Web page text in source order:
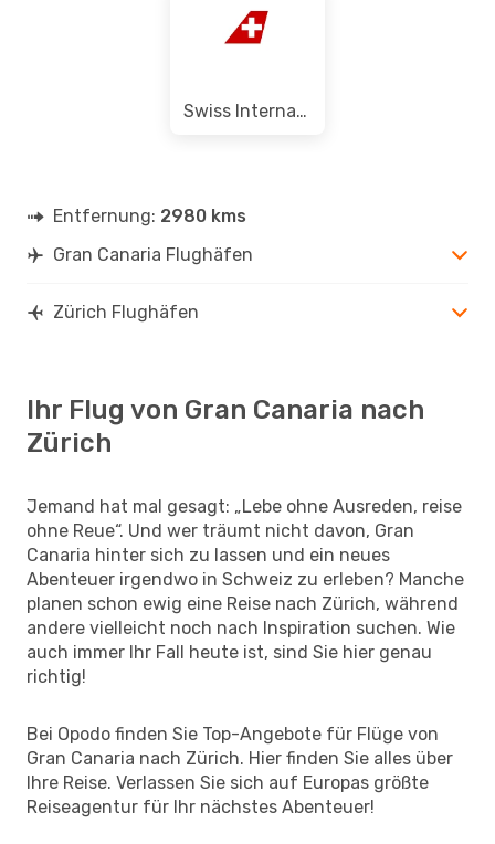
Swiss International Air Lines
Entfernung: 2980 kms
Gran Canaria Flughäfen
Zürich Flughäfen
Ihr Flug von Gran Canaria nach
Zürich
Jemand hat mal gesagt: „Lebe ohne Ausreden, reise
ohne Reue“. Und wer träumt nicht davon, Gran
Canaria hinter sich zu lassen und ein neues
Abenteuer irgendwo in Schweiz zu erleben? Manche
planen schon ewig eine Reise nach Zürich, während
andere vielleicht noch nach Inspiration suchen. Wie
auch immer Ihr Fall heute ist, sind Sie hier genau
richtig!
Bei Opodo finden Sie Top-Angebote für Flüge von
Gran Canaria nach Zürich. Hier finden Sie alles über
Ihre Reise. Verlassen Sie sich auf Europas größte
Reiseagentur für Ihr nächstes Abenteuer!